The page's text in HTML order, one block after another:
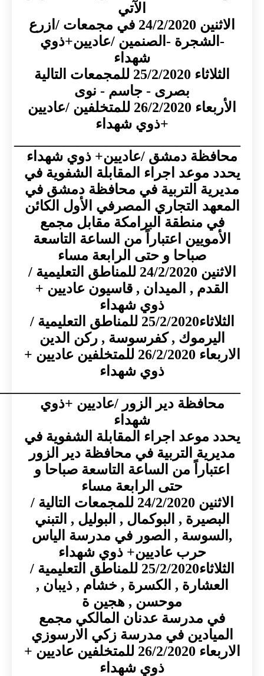
الاثنين 24/2/2020 في مجمعات /ازرع
-الصنمين /عاديين+ذوي
الثلاثاء 25/2/2020 للمجمعات التالية
بصرى - جاسم - نوى
الأربعاء 26/2/2020 للمتخلفين /عاديين
+ذوي شهداء
دمشق /عاديين+ ذوي شهداء
موعد اجراء المقابلة الشفوية في
التربية في محافظة دمشق في
التجاري المصرفي الأول الكائن
منطقة البرامكة مقابل مجمع
اعتباراً من الساعة التاسعة
صباحا و حتى الرابعة مساء
الاثنين 24/2/2020 للمناطق التعليمية /
, الميدان , قاسيون عاديين +
ذوي شهداء
الثلاثاء25/2/2020 للمناطق التعليمية /
, كفرسوسة , ركن الدين
الاربعاء 26/2/2020 للمتخلفين عاديين +
ذوي شهداء
دير الزور /عاديين +ذوي
موعد اجراء المقابلة الشفوية في
التربية في محافظة دير الزور
من الساعة التاسعة صباحا و
حتى الرابعة مساء
الاثنين 24/2/2020 للمجمعات التالية /
, البوكمال , البوليل , التبني
, الصور في مدرسة الياس
حرب عاديين+ ذوي شهداء
الثلاثاء25/2/2020 للمناطق التعليمية /
, الكسرة , خشام , ذيبان ,
موحسن , هجين ة
مدرسة عدنان المالكي مجمع
في مدرسة زكي الارسوزي
الاربعاء 26/2/2020 للمتخلفين عاديين +
ذوي شهداء